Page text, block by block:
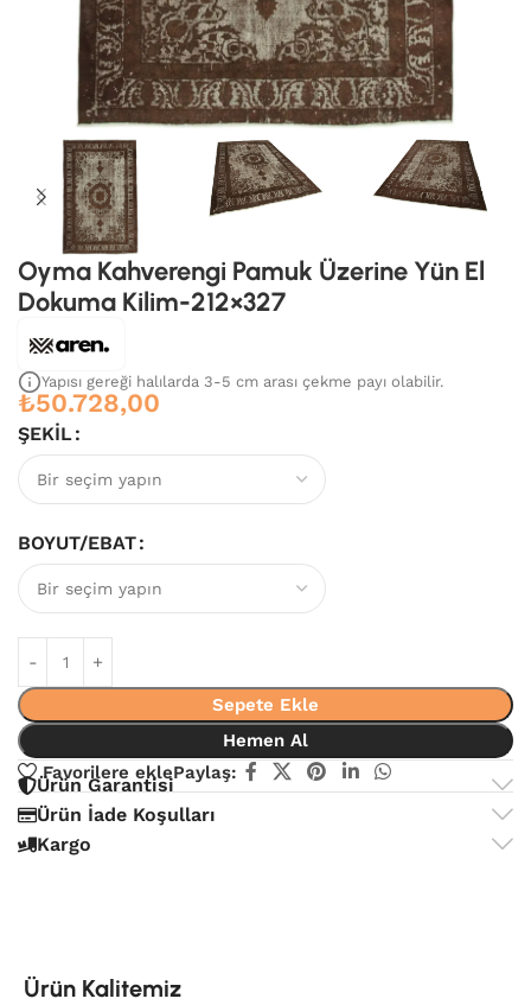
Oyma Kahverengi Pamuk Üzerine Yün El
Dokuma Kilim-212×327
Yapısı gereği halılarda 3-5 cm arası çekme payı olabilir.
₺50.728,00
ŞEKIL
BOYUT/EBAT
Sepete Ekle
Hemen Al
Favorilere eklePaylaş:
Ürün Garantisi
Ürün İade Koşulları
Kargo
Ürün Kalitemiz